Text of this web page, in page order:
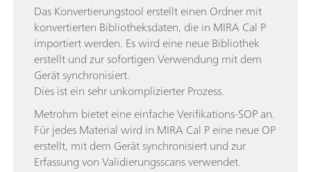
Das Konvertierungstool erstellt einen Ordner mit
konvertierten Bibliotheksdaten, die in MIRA Cal P
importiert werden. Es wird eine neue Bibliothek
erstellt und zur sofortigen Verwendung mit dem
Gerät synchronisiert.
Dies ist ein sehr unkomplizierter Prozess.
Metrohm bietet eine einfache Verifikations-SOP an.
Für jedes Material wird in MIRA Cal P eine neue OP
erstellt, mit dem Gerät synchronisiert und zur
Erfassung von Validierungsscans verwendet.